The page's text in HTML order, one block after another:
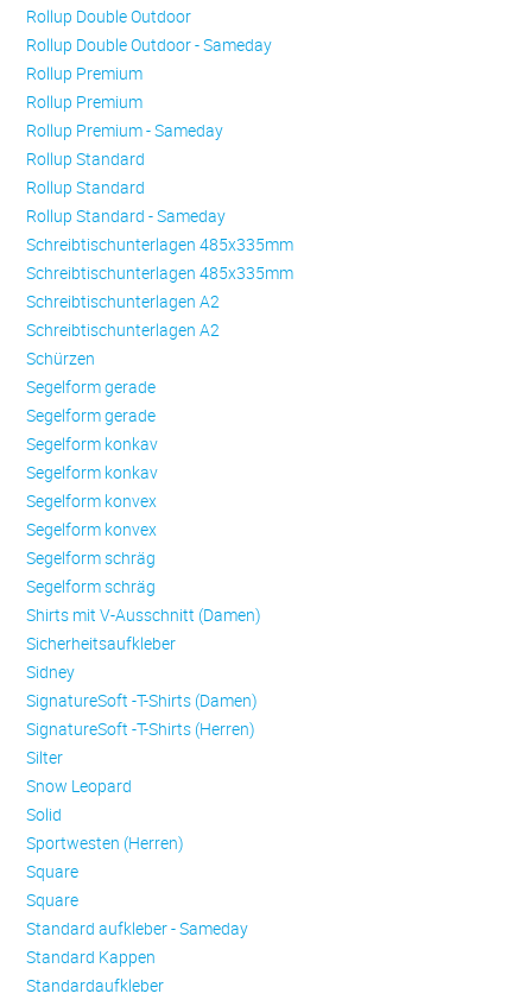
Rollup Double Outdoor
Rollup Double Outdoor - Sameday
Rollup Premium
Rollup Premium
Rollup Premium - Sameday
Rollup Standard
Rollup Standard
Rollup Standard - Sameday
Schreibtischunterlagen 485x335mm
Schreibtischunterlagen 485x335mm
Schreibtischunterlagen A2
Schreibtischunterlagen A2
Schürzen
Se­gel­form ge­ra­de
Se­gel­form ge­ra­de
Se­gel­form konkav
Se­gel­form konkav
Se­gel­form konvex
Se­gel­form konvex
Se­gel­form schräg
Se­gel­form schräg
Shirts mit V-Ausschnitt (Damen)
Sicherheitsaufkleber
Sidney
SignatureSoft -T-Shirts (Damen)
SignatureSoft -T-Shirts (Herren)
Silter
Snow Leopard
Solid
Sportwesten (Herren)
Square
Square
Standard aufkleber - Sameday
Standard Kappen
Standardaufkleber